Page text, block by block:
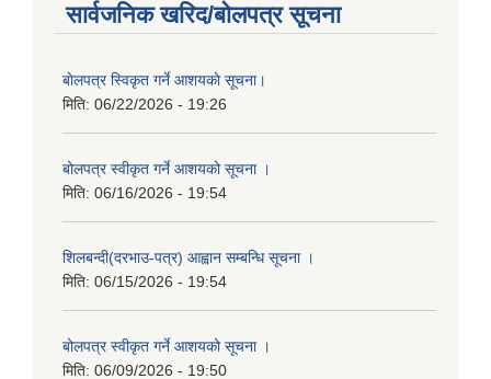
सार्वजनिक खरिद/बोलपत्र सूचना
बाेलपत्र स्विकृत गर्ने आशयकाे सूचना।
मिति: 06/22/2026 - 19:26
बोलपत्र स्वीकृत गर्ने आशयको सूचना ।
मिति: 06/16/2026 - 19:54
शिलबन्दी(दरभाउ-पत्र) आह्वान सम्बन्धि सूचना ।
मिति: 06/15/2026 - 19:54
बोलपत्र स्वीकृत गर्ने आशयको सूचना ।
मिति: 06/09/2026 - 19:50